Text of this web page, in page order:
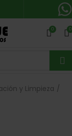
0 0
y Limpieza